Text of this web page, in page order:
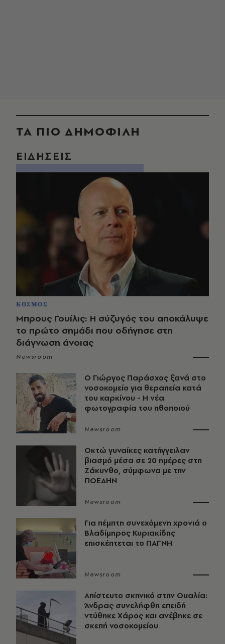
ΤΑ ΠΙΟ ΔΗΜΟΦΙΛΗ
ΕΙΔΗΣΕΙΣ
ΚΟΣΜΟΣ
Μπρους Γουίλις: Η σύζυγός του αποκάλυψε
το πρώτο σημάδι που οδήγησε στη
διάγνωση άνοιας
Newsroom
O Γιώργος Παράσχος ξανά στο
νοσοκομείο για θεραπεία κατά
του καρκίνου - Η νέα
φωτογραφία του ηθοποιού
Newsroom
Οκτώ γυναίκες κατήγγειλαν
βιασμό μέσα σε 20 ημέρες στη
Ζάκυνθο, σύμφωνα με την
ΠΟΕΔΗΝ
Newsroom
Για πέμπτη συνεχόμενη χρονιά ο
Βλαδίμηρος Κυριακίδης
επισκέπτεται το ΠΑΓΝΗ
Newsroom
Απίστευτο σκηνικό στην Ουαλία:
Άνδρας συνελήφθη επειδή
ντύθηκε Χάρος και ανέβηκε σε
σκεπή νοσοκομείου